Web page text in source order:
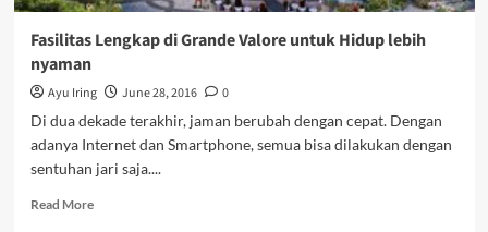
Fasilitas Lengkap di Grande Valore untuk Hidup lebih
nyaman
Ayu Iring June 28, 2016
0
Di dua dekade terakhir, jaman berubah dengan cepat. Dengan
adanya Internet dan Smartphone, semua bisa dilakukan dengan
sentuhan jari saja....
Read MoreRead